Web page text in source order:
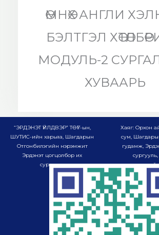
ӨМНӨХ АНГЛИ
БЭЛТГЭЛ
МОДУЛЬ-2
ХУВААРЬ
“ЭРДЭНЭТ ҮЙЛДВЭР” ТӨҮГ-ын,
ШУТИС-ийн харьяа, Шагдарын
Отгонбилэгийн нэрэмжит
Эрдэнэт цогцолбор их
сургууль
Хаяг: Орхон
сум,
гудамж,